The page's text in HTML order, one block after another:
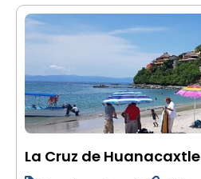
La Cruz de Huanacaxtle